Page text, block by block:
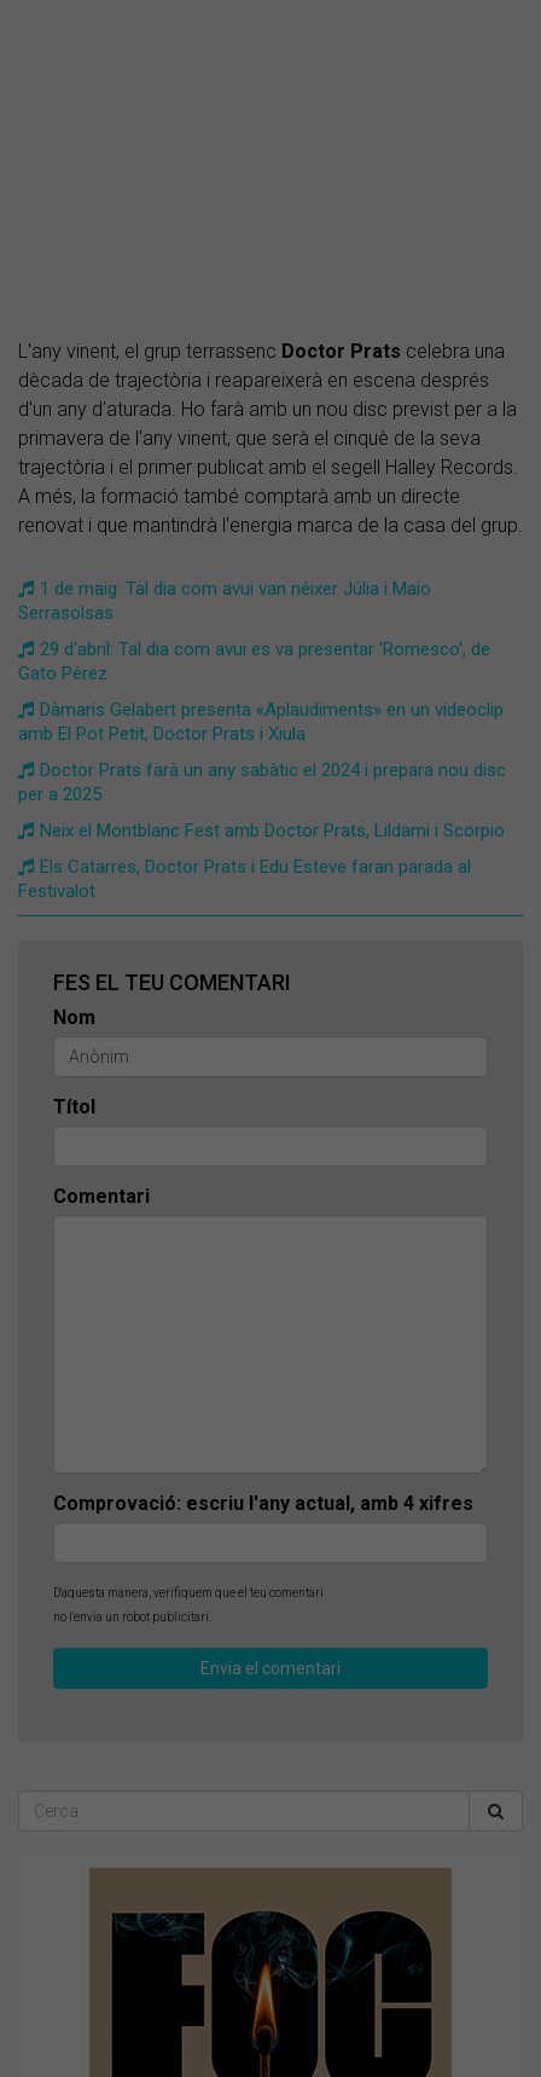
L'any vinent, el grup terrassenc Doctor Prats celebra una
dècada de trajectòria i reapareixerà en escena després
d'un any d'aturada. Ho farà amb un nou disc previst per a la
primavera de l'any vinent, que serà el cinquè de la seva
trajectòria i el primer publicat amb el segell Halley Records.
A més, la formació també comptarà amb un directe
renovat i que mantindrà l'energia marca de la casa del grup.
1 de maig: Tal dia com avui van néixer Júlia i Maio
Serrasolsas
29 d'abril: Tal dia com avui es va presentar 'Romesco', de
Gato Pérez
Dàmaris Gelabert presenta «Aplaudiments» en un videoclip
amb El Pot Petit, Doctor Prats i Xiula
Doctor Prats farà un any sabàtic el 2024 i prepara nou disc
per a 2025
Neix el Montblanc Fest amb Doctor Prats, Lildami i Scorpio
Els Catarres, Doctor Prats i Edu Esteve faran parada al
Festivalot
FES EL TEU COMENTARI
Nom
Títol
Comentari
Comprovació: escriu l'any actual, amb 4 xifres
D'aquesta manera, verifiquem que el teu comentari
no l'envia un robot publicitari.